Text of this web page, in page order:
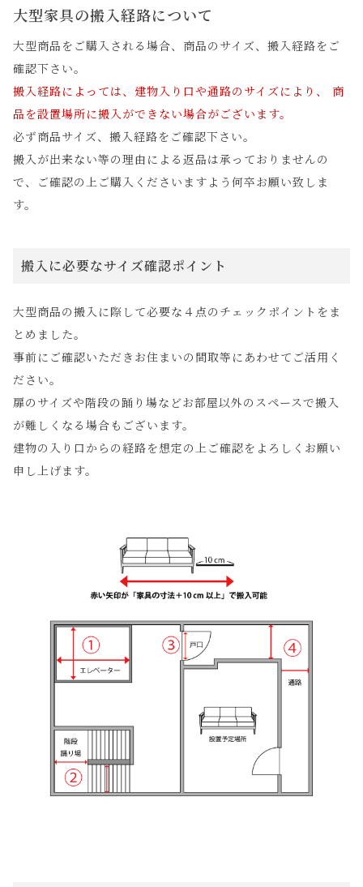
大型家具の搬入経路について
大型商品をご購入される場合、商品のサイズ、搬入経路をご
確認下さい。
搬入経路によっては、建物入り口や通路のサイズにより、 商
品を設置場所に搬入ができない場合がございます。
必ず商品サイズ、搬入経路をご確認下さい。
搬入が出来ない等の理由による返品は承っておりませんの
で、ご確認の上ご購入くださいますよう何卒お願い致しま
す。
搬入に必要なサイズ確認ポイント
大型商品の搬入に際して必要な４点のチェックポイントをま
とめました。
事前にご確認いただきお住まいの間取等にあわせてご活用く
ださい。
扉のサイズや階段の踊り場などお部屋以外のスペースで搬入
が難しくなる場合もございます。
建物の入り口からの経路を想定の上ご確認をよろしくお願い
申し上げます。